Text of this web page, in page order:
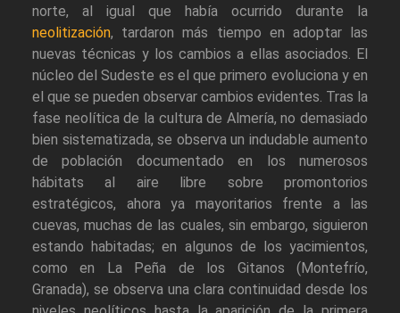
norte, al igual que había ocurrido durante la
neolitización, tardaron más tiempo en adoptar las
nuevas técnicas y los cambios a ellas asociados. El
núcleo del Sudeste es el que primero evoluciona y en
el que se pueden observar cambios evidentes. Tras la
fase neolítica de la cultura de Almería, no demasiado
bien sistematizada, se observa un indudable aumento
de población documentado en los numerosos
hábitats al aire libre sobre promontorios
estratégicos, ahora ya mayoritarios frente a las
cuevas, muchas de las cuales, sin embargo, siguieron
estando habitadas; en algunos de los yacimientos,
como en La Peña de los Gitanos (Montefrío,
Granada), se observa una clara continuidad desde los